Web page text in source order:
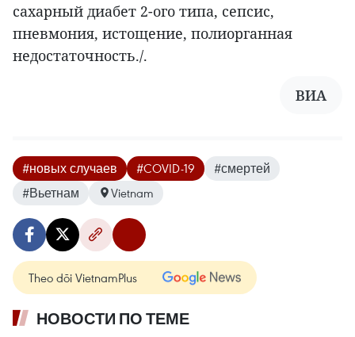
сахарный диабет 2-ого типа, сепсис,
пневмония, истощение, полиорганная
недостаточность./.
ВИА
#новых случаев #COVID-19
#смертей
#Вьетнам
Vietnam
Theo dõi VietnamPlus
НОВОСТИ ПО ТЕМЕ